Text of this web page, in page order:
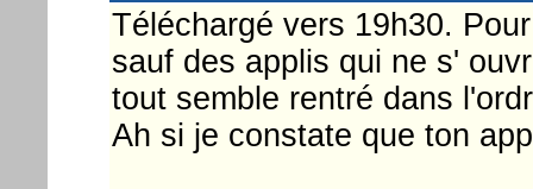
Téléchargé vers 19h30.
sauf des applis qui ne s'
tout semble rentré dans
Ah si je constate que ton